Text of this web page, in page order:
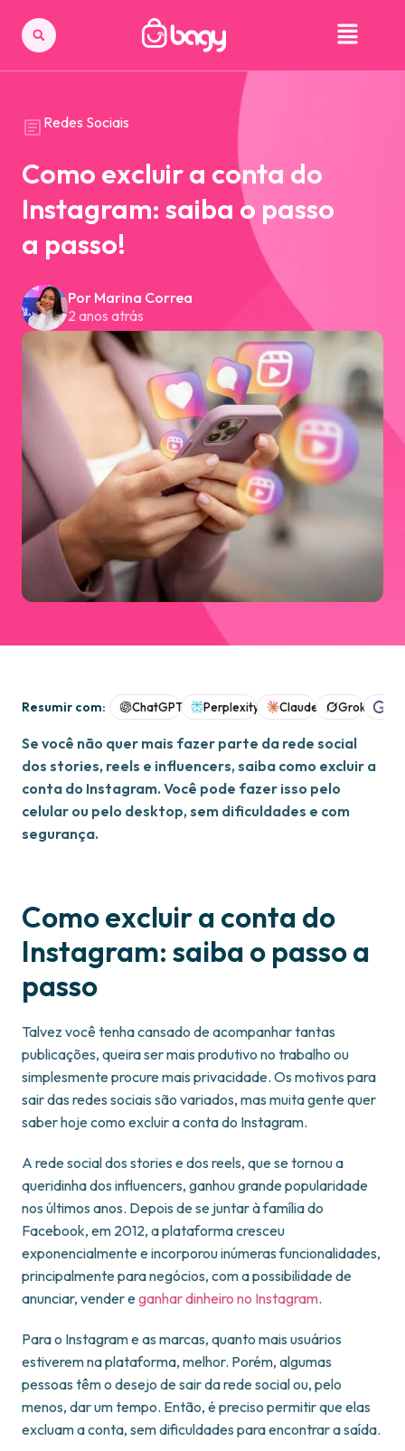
Redes Sociais
Como excluir a conta do
Instagram: saiba o passo
a passo!
Por Marina Correa
2 anos atrás
Resumir com: ChatGPT Perplexity Claude Grok
Se você não quer mais fazer parte da rede social
dos stories, reels e influencers, saiba como excluir a
conta do Instagram. Você pode fazer isso pelo
celular ou pelo desktop, sem dificuldades e com
segurança.
Como excluir a conta do
Instagram: saiba o passo a
passo
Talvez você tenha cansado de acompanhar tantas
publicações, queira ser mais produtivo no trabalho ou
simplesmente procure mais privacidade. Os motivos para
sair das redes sociais são variados, mas muita gente quer
saber hoje como excluir a conta do Instagram.
A rede social dos stories e dos reels, que se tornou a
queridinha dos influencers, ganhou grande popularidade
nos últimos anos. Depois de se juntar à família do
Facebook, em 2012, a plataforma cresceu
exponencialmente e incorporou inúmeras funcionalidades,
principalmente para negócios, com a possibilidade de
anunciar, vender eganhar dinheiro no Instagram.
Para o Instagram e as marcas, quanto mais usuários
estiverem na plataforma, melhor. Porém, algumas
pessoas têm o desejo de sair da rede social ou, pelo
menos, dar um tempo. Então, é preciso permitir que elas
excluam a conta, sem dificuldades para encontrar a saída.